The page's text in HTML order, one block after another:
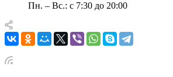
Пн. – Вс.: с 7:30 до 20:00